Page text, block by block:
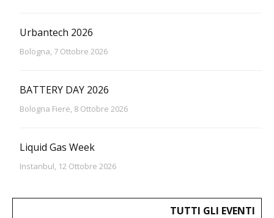
Urbantech 2026
Bologna, 7 Ottobre 2026
BATTERY DAY 2026
Bologna Fiere, 8 Ottobre 2026
Liquid Gas Week
Instanbul, 12 Ottobre 2026
TUTTI GLI EVENTI